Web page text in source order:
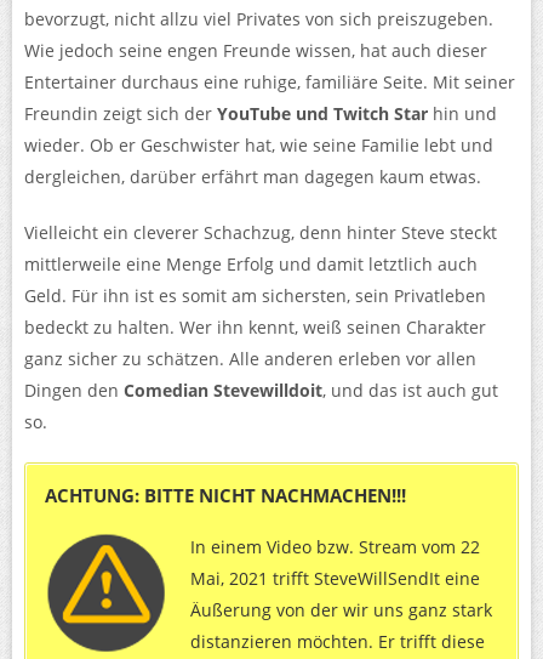
bevorzugt, nicht allzu viel Privates von sich preiszugeben.
Wie jedoch seine engen Freunde wissen, hat auch dieser
Entertainer durchaus eine ruhige, familiäre Seite. Mit seiner
Freundin zeigt sich der YouTube und Twitch Star hin und
wieder. Ob er Geschwister hat, wie seine Familie lebt und
dergleichen, darüber erfährt man dagegen kaum etwas.
Vielleicht ein cleverer Schachzug, denn hinter Steve steckt
mittlerweile eine Menge Erfolg und damit letztlich auch
Geld. Für ihn ist es somit am sichersten, sein Privatleben
bedeckt zu halten. Wer ihn kennt, weiß seinen Charakter
ganz sicher zu schätzen. Alle anderen erleben vor allen
Dingen den Comedian Stevewilldoit, und das ist auch gut
so.
ACHTUNG: BITTE NICHT NACHMACHEN!!!
In einem Video bzw. Stream vom 22
Mai, 2021 trifft SteveWillSendIt eine
Äußerung von der wir uns ganz stark
distanzieren möchten. Er trifft diese